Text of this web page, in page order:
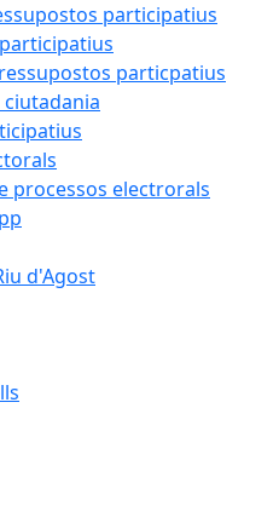
participatius
particpatius
ciutadania
processos electrorals
d'Agost